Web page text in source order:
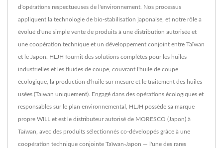
d'opérations respectueuses de l'environnement. Nos processus
appliquent la technologie de bio-stabilisation japonaise, et notre rôle a
évolué d'une simple vente de produits à une distribution autorisée et
une coopération technique et un développement conjoint entre Taïwan
et le Japon. HLJH fournit des solutions complètes pour les huiles
industrielles et les fluides de coupe, couvrant l'huile de coupe
écologique, la production d'huile sur mesure et le traitement des huiles
usées (Taiwan uniquement). Engagé dans des opérations écologiques et
responsables sur le plan environnemental, HLJH possède sa marque
propre WILL et est le distributeur autorisé de MORESCO (Japon) à
Taïwan, avec des produits sélectionnés co-développés grâce à une
coopération technique conjointe Taïwan-Japon — l'une des rares